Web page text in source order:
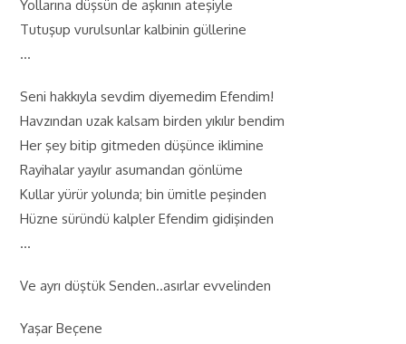
Yollarına düşsün de aşkının ateşiyle
Tutuşup vurulsunlar kalbinin güllerine
…
Seni hakkıyla sevdim diyemedim Efendim!
Havzından uzak kalsam birden yıkılır bendim
Her şey bitip gitmeden düşünce iklimine
Rayihalar yayılır asumandan gönlüme
Kullar yürür yolunda; bin ümitle peşinden
Hüzne süründü kalpler Efendim gidişinden
…
Ve ayrı düştük Senden..asırlar evvelinden
Yaşar Beçene